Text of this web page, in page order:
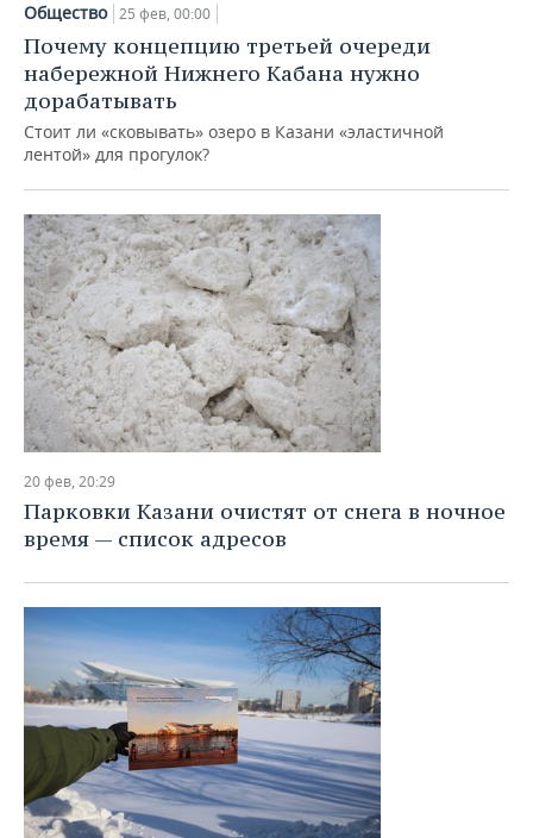
Общество 25 фев, 00:00
Почему концепцию третьей очереди
набережной Нижнего Кабана нужно
дорабатывать
Стоит ли «сковывать» озеро в Казани «эластичной
лентой» для прогулок?
20 фев, 20:29
Парковки Казани очистят от снега в ночное
время — список адресов